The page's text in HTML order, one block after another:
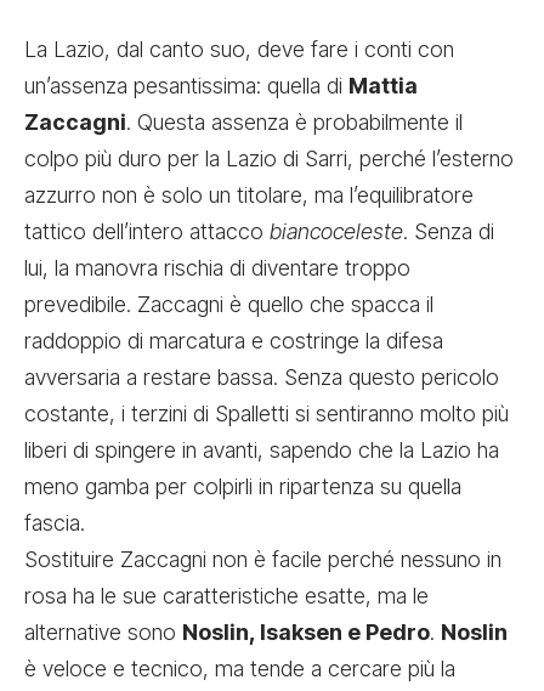
La Lazio, dal canto suo, deve fare i conti con
un’assenza pesantissima: quella di Mattia
Zaccagni. Questa assenza è probabilmente il
colpo più duro per la Lazio di Sarri, perché l’esterno
azzurro non è solo un titolare, ma l’equilibratore
tattico dell’intero attacco biancoceleste. Senza di
lui, la manovra rischia di diventare troppo
prevedibile. Zaccagni è quello che spacca il
raddoppio di marcatura e costringe la difesa
avversaria a restare bassa. Senza questo pericolo
costante, i terzini di Spalletti si sentiranno molto più
liberi di spingere in avanti, sapendo che la Lazio ha
meno gamba per colpirli in ripartenza su quella
fascia.
Sostituire Zaccagni non è facile perché nessuno in
rosa ha le sue caratteristiche esatte, ma le
alternative sono Noslin, Isaksen e Pedro. Noslin
è veloce e tecnico, ma tende a cercare più la